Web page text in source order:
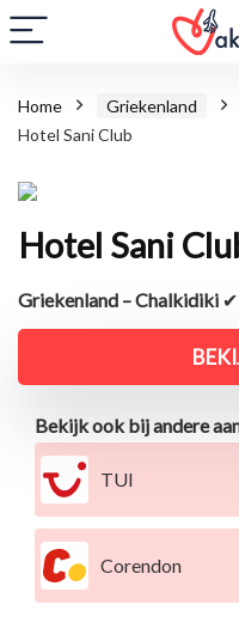
Home Griekenland
Hotel Sani Club
Hotel Sani
Griekenland – Chalkidiki ✔
Bekijk ook bij andere
TUI
Corendon